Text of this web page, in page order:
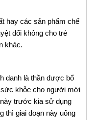
hay các sản phẩm chế
đối không cho trẻ
khác.
danh là thần dược bổ
khỏe cho người mới
trước kia sử dụng
thì giai đoạn này uống